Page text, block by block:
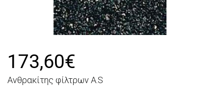
173,60€
Ανθρακίτης φίλτρων A.S